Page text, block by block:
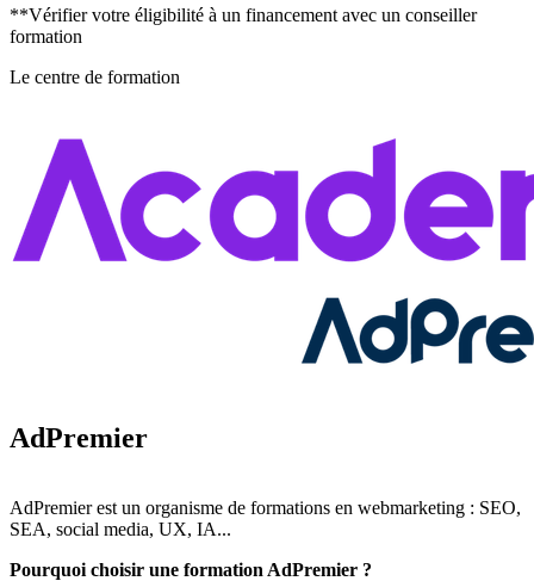
**Vérifier votre éligibilité à un financement avec un conseiller
formation
Le centre de formation
AdPremier
AdPremier est un organisme de formations en webmarketing : SEO,
SEA, social media, UX, IA...
Pourquoi choisir une formation AdPremier ?